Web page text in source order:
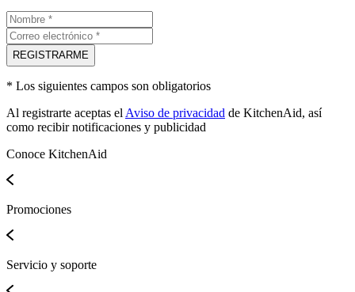
Especificaciones
Alto
42 cm
Ancho
Profundo
7 cm
Peso
1 kg
Frecuencia
REGISTRARME
* Los siguientes campos son obligatorios
Al registrarte aceptas el Aviso de privacidad de KitchenAid, así
como recibir notificaciones y publicidad
Conoce KitchenAid
Promociones
Servicio y soporte